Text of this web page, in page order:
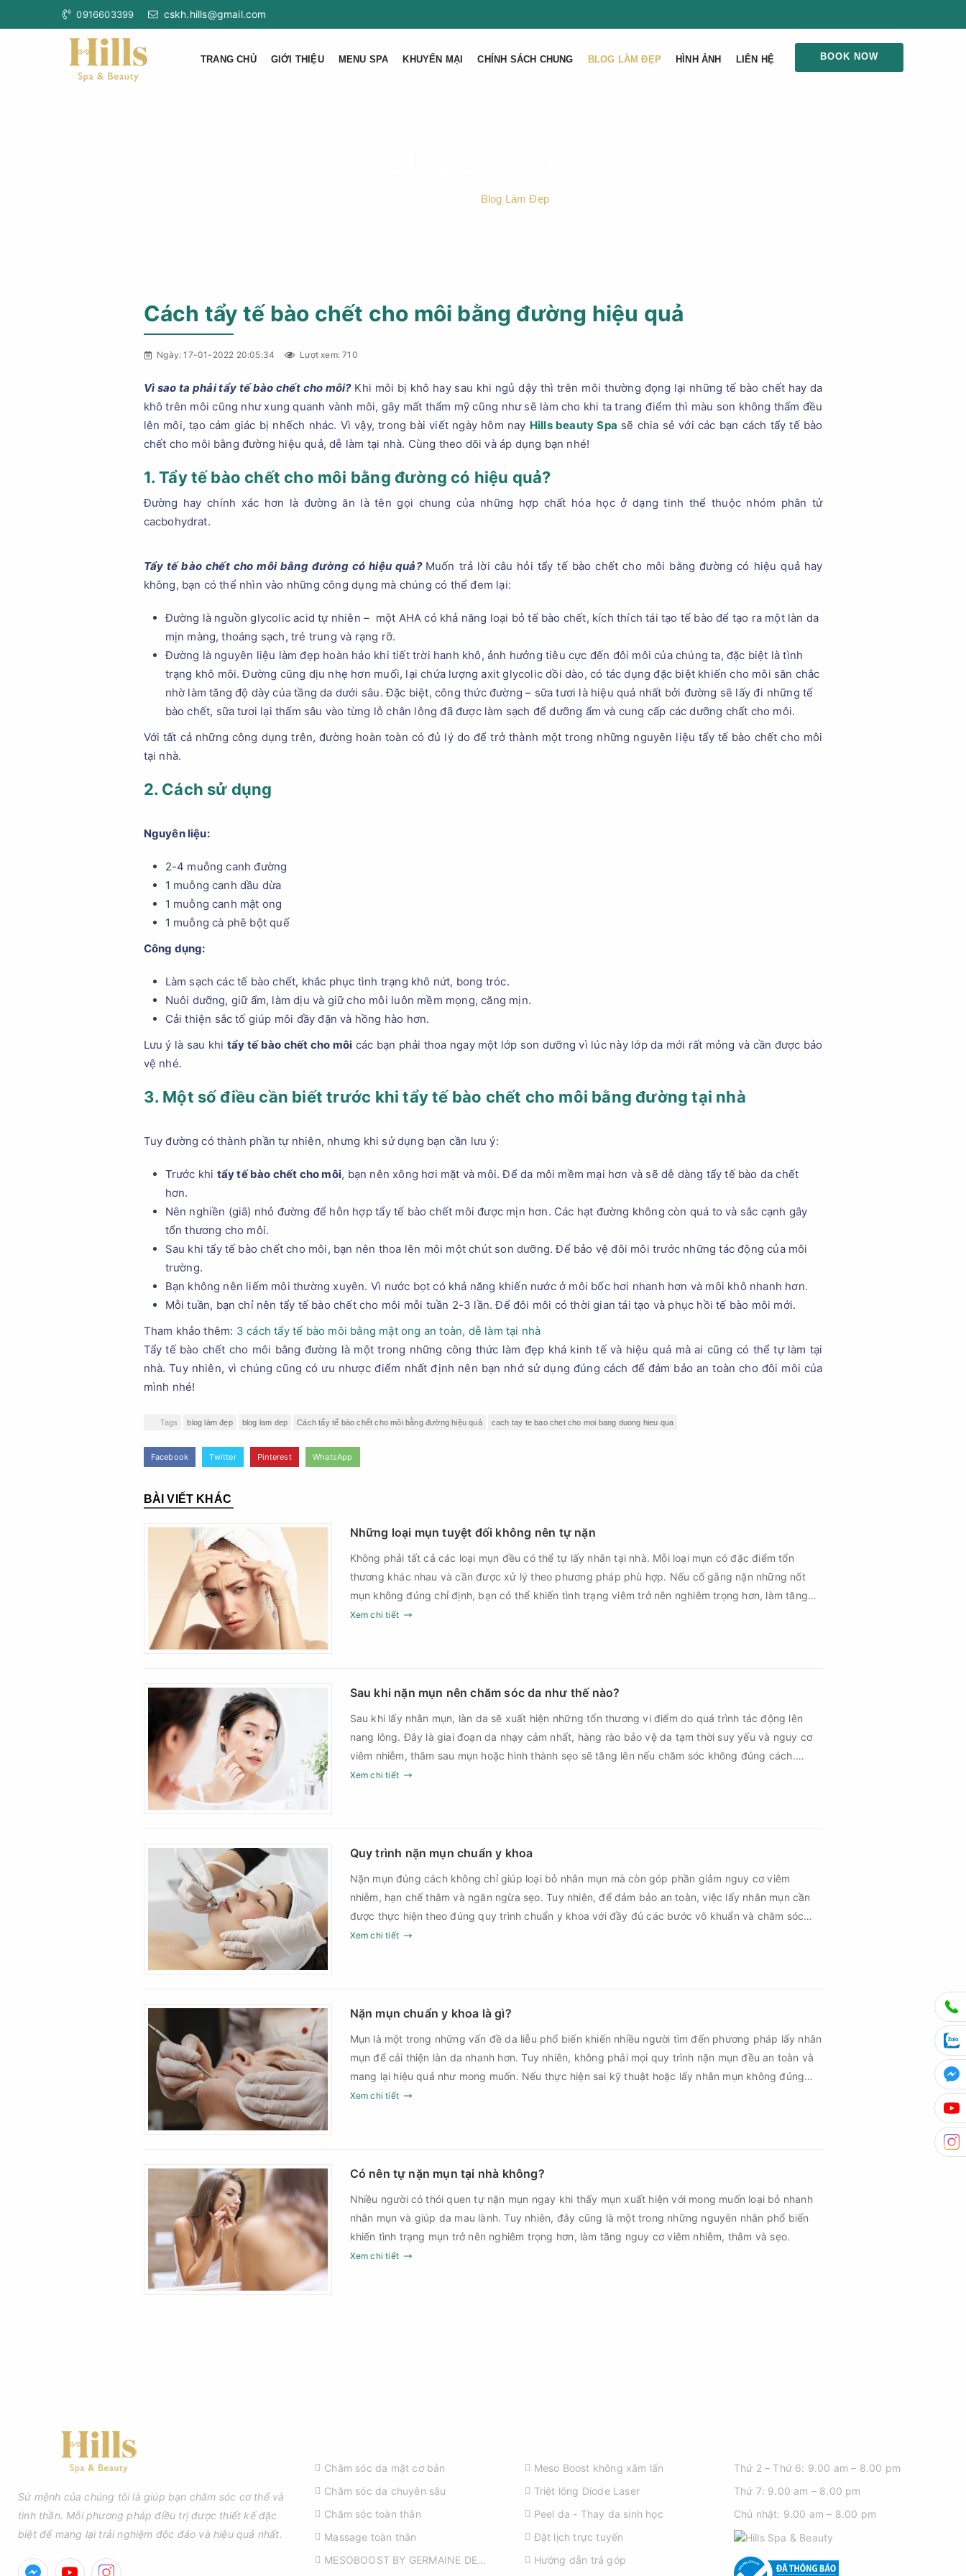
0916603399 cskh.hills@gmail.com
TRANG CHỦ GIỚI THIỆU MENU SPA KHUYẾN MẠI CHÍNH SÁCH CHUNG BLOG LÀM ĐẸP HÌNH ẢNH LIÊN HỆ BOOK NOW
Blog Làm Đẹp
Cách tẩy tế bào chết cho môi bằng đường hiệu quả
Ngày: 17-01-2022 20:05:34 Lượt xem: 710
Vì sao ta phải tẩy tế bào chết cho môi?Khi môi bị khô hay sau khi ngủ dậy thì trên môi thường đọng lại những tế bào chết hay da
khô trên môi cũng như xung quanh vành môi, gây mất thẩm mỹ cũng như sẽ làm cho khi ta trang điểm thì màu son không thấm đều
lên môi, tạo cảm giác bị nhếch nhác. Vì vậy, trong bài viết ngày hôm nay Hills beauty Spa sẽ chia sẻ với các bạn cách tẩy tế bào
chết cho môi bằng đường hiệu quả, dễ làm tại nhà. Cùng theo dõi và áp dụng bạn nhé!
1. Tẩy tế bào chết cho môi bằng đường có hiệu quả?
Đường hay chính xác hơn là đường ăn là tên gọi chung của những hợp chất hóa học ở dạng tinh thể thuộc nhóm phân tử
cacbohydrat.
Tẩy tế bào chết cho môi bằng đường có hiệu quả? Muốn trả lời câu hỏi tẩy tế bào chết cho môi bằng đường có hiệu quả hay
không, bạn có thể nhìn vào những công dụng mà chúng có thể đem lại:
Đường là nguồn glycolic acid tự nhiên – một AHA có khả năng loại bỏ tế bào chết, kích thích tái tạo tế bào để tạo ra một làn da
mịn màng, thoáng sạch, trẻ trung và rạng rỡ.
Đường là nguyên liệu làm đẹp hoàn hảo khi tiết trời hanh khô, ảnh hưởng tiêu cực đến đôi môi của chúng ta, đặc biệt là tình
trạng khô môi. Đường cũng dịu nhẹ hơn muối, lại chứa lượng axit glycolic dồi dào, có tác dụng đặc biệt khiến cho môi săn chắc
nhờ làm tăng độ dày của tầng da dưới sâu. Đặc biệt, công thức đường – sữa tươi là hiệu quả nhất bởi đường sẽ lấy đi những tế
bào chết, sữa tươi lại thấm sâu vào từng lỗ chân lông đã được làm sạch để dưỡng ẩm và cung cấp các dưỡng chất cho môi.
Với tất cả những công dụng trên, đường hoàn toàn có đủ lý do để trở thành một trong những nguyên liệu tẩy tế bào chết cho môi
tại nhà.
2. Cách sử dụng
Nguyên liệu:
2-4 muỗng canh đường
1 muỗng canh dầu dừa
1 muỗng canh mật ong
1 muỗng cà phê bột quế
Công dụng:
Làm sạch các tế bào chết, khắc phục tình trạng khô nứt, bong tróc.
Nuôi dưỡng, giữ ẩm, làm dịu và giữ cho môi luôn mềm mọng, căng mịn.
Cải thiện sắc tố giúp môi đầy đặn và hồng hào hơn.
Lưu ý là sau khi tẩy tế bào chết cho môi các bạn phải thoa ngay một lớp son dưỡng vì lúc này lớp da mới rất mỏng và cần được bảo
vệ nhé.
3. Một số điều cần biết trước khi tẩy tế bào chết cho môi bằng đường tại nhà
Tuy đường có thành phần tự nhiên, nhưng khi sử dụng bạn cần lưu ý:
Trước khi tẩy tế bào chết cho môi, bạn nên xông hơi mặt và môi. Để da môi mềm mại hơn và sẽ dễ dàng tẩy tế bào da chết
hơn.
Nên nghiền (giã) nhỏ đường để hỗn hợp tẩy tế bào chết môi được mịn hơn. Các hạt đường không còn quá to và sắc cạnh gây
tổn thương cho môi.
Sau khi tẩy tế bào chết cho môi, bạn nên thoa lên môi một chút son dưỡng. Để bảo vệ đôi môi trước những tác động của môi
trường.
Bạn không nên liếm môi thường xuyên. Vì nước bọt có khả năng khiến nước ở môi bốc hơi nhanh hơn và môi khô nhanh hơn.
Mỗi tuần, bạn chỉ nên tẩy tế bào chết cho môi mỗi tuần 2-3 lần. Để đôi môi có thời gian tái tạo và phục hồi tế bào môi mới.
Tham khảo thêm: 3 cách tẩy tế bào môi bằng mật ong an toàn, dễ làm tại nhà
Tẩy tế bào chết cho môi bằng đường là một trong những công thức làm đẹp khá kinh tế và hiệu quả mà ai cũng có thể tự làm tại
nhà. Tuy nhiên, vì chúng cũng có ưu nhược điểm nhất định nên bạn nhớ sử dụng đúng cách để đảm bảo an toàn cho đôi môi của
mình nhé!
Tags blog làm đẹp blog lam dep Cách tẩy tế bào chết cho môi bằng đường hiệu quả cach tay te bao chet cho moi bang duong hieu qua
Facebook Twitter Pinterest WhatsApp
BÀI VIẾT KHÁC
Những loại mụn tuyệt đối không nên tự nặn
Không phải tất cả các loại mụn đều có thể tự lấy nhân tại nhà. Mỗi loại mụn có đặc điểm tổn
thương khác nhau và cần được xử lý theo phương pháp phù hợp. Nếu cố gắng nặn những nốt
mụn không đúng chỉ định, bạn có thể khiến tình trạng viêm trở nên nghiêm trọng hơn, làm tăng
nguy cơ nhiễm trùng, để lại thâm hoặc sẹo khó phục hồi.
Xem chi tiết
Sau khi nặn mụn nên chăm sóc da như thế nào?
Sau khi lấy nhân mụn, làn da sẽ xuất hiện những tổn thương vi điểm do quá trình tác động lên
nang lông. Đây là giai đoạn da nhạy cảm nhất, hàng rào bảo vệ da tạm thời suy yếu và nguy cơ
viêm nhiễm, thâm sau mụn hoặc hình thành sẹo sẽ tăng lên nếu chăm sóc không đúng cách.
Chính vì vậy, việc chăm sóc da sau nặn mụn không chỉ giúp vùng da hồi phục nhanh hơn mà còn
Xem chi tiết
Quy trình nặn mụn chuẩn y khoa
Nặn mụn đúng cách không chỉ giúp loại bỏ nhân mụn mà còn góp phần giảm nguy cơ viêm
nhiễm, hạn chế thâm và ngăn ngừa sẹo. Tuy nhiên, để đảm bảo an toàn, việc lấy nhân mụn cần
được thực hiện theo đúng quy trình chuẩn y khoa với đầy đủ các bước vô khuẩn và chăm sóc
sau điều trị.
Xem chi tiết
Nặn mụn chuẩn y khoa là gì?
Mụn là một trong những vấn đề da liễu phổ biến khiến nhiều người tìm đến phương pháp lấy nhân
mụn để cải thiện làn da nhanh hơn. Tuy nhiên, không phải mọi quy trình nặn mụn đều an toàn và
mang lại hiệu quả như mong muốn. Nếu thực hiện sai kỹ thuật hoặc lấy nhân mụn không đúng
thời điểm, làn da có thể đối mặt với nguy cơ viêm nhiễm, thâm sau mụn và thậm chí là sẹo rỗ. Vậy
Xem chi tiết
Có nên tự nặn mụn tại nhà không?
Nhiều người có thói quen tự nặn mụn ngay khi thấy mụn xuất hiện với mong muốn loại bỏ nhanh
nhân mụn và giúp da mau lành. Tuy nhiên, đây cũng là một trong những nguyên nhân phổ biến
khiến tình trạng mụn trở nên nghiêm trọng hơn, làm tăng nguy cơ viêm nhiễm, thâm và sẹo.
Xem chi tiết
Sứ mệnh của chúng tôi là giúp bạn chăm sóc cơ thể và
tinh thần. Mỗi phương pháp điều trị được thiết kế đặc
biệt để mang lại trải nghiệm độc đáo và hiệu quả nhất.
Chăm sóc da mặt cơ bản
Chăm sóc da chuyên sâu
Chăm sóc toàn thân
Massage toàn thân
MESOBOOST BY GERMAINE DE
Meso Boost không xâm lấn
Triệt lông Diode Laser
Peel da - Thay da sinh học
Đặt lịch trực tuyến
Hướng dẫn trả góp
Thứ 2 – Thứ 6: 9.00 am – 8.00 pm
Thứ 7: 9.00 am – 8.00 pm
Chủ nhật: 9.00 am – 8.00 pm